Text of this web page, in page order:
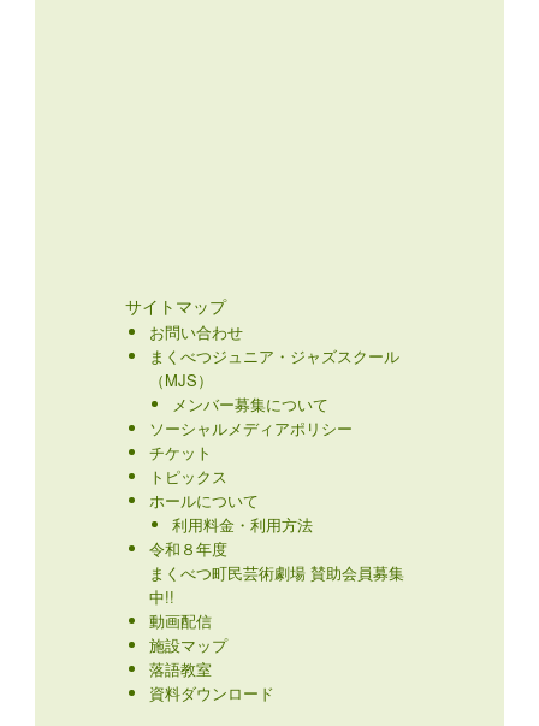
トピックス
ホールについて
利用料金・利用方法
令和８年度
まくべつ町民芸術劇場 賛助会員募集
中!!
動画配信
施設マップ
落語教室
資料ダウンロード
X（旧Twitter）
※ログインしてご覧ください
Tweets by NPO_MCGG
関連リンク